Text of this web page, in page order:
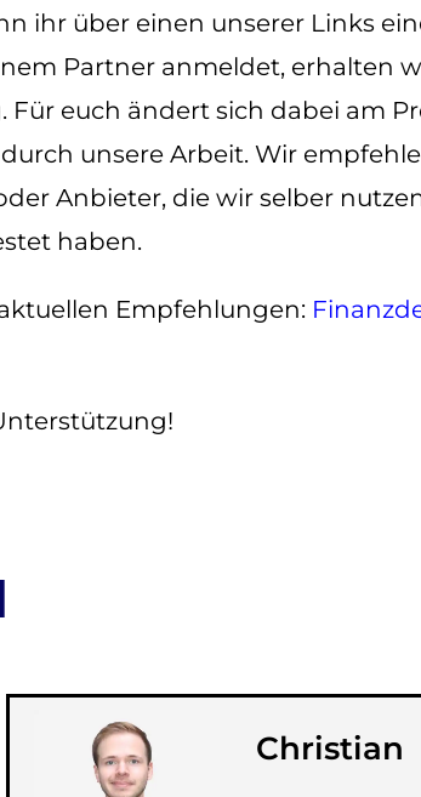
ihr über einen unserer Links
Partner anmeldet, erhalten
Für euch ändert sich dabei am
unsere Arbeit. Wir
Anbieter, die wir selber
haben.
Empfehlungen:
Christian